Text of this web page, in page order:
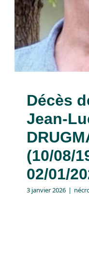
Décès
Jean-
(10/08/
02/01/
3 janvier 2026 |